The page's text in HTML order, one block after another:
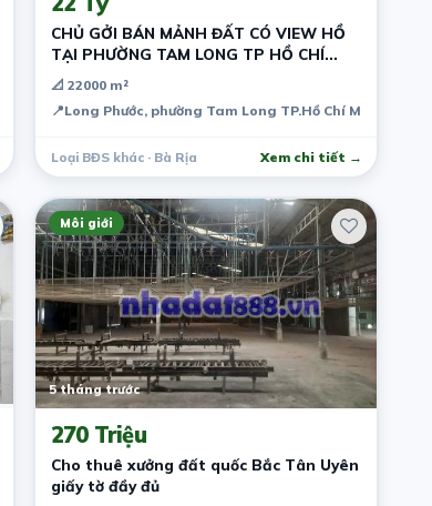
CHỦ GỞI BÁN MẢNH ĐẤT CÓ VIEW HỒ
TẠI PHƯỜNG TAM LONG TP HỒ CHÍ
MINH
📐 22000 m²
📍Long Phước, phường Tam Long TP.Hồ Chí Minh
Loại BĐS khác · Bà Rịa Xem chi tiết →
Môi giới
5 tháng trước
270 Triệu
Cho thuê xưởng đất quốc Bắc Tân Uyên
giấy tờ đầy đủ